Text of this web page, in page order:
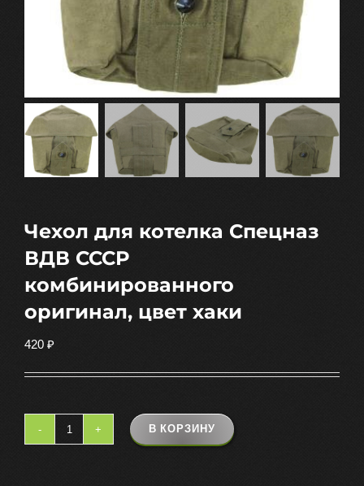
Чехол для котелка Спецназ
ВДВ СССР
комбинированного
оригинал, цвет хаки
420 ₽
Количество
В КОРЗИНУ